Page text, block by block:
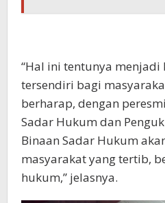
“Hal ini tentunya menjadi
tersendiri bagi
berharap, dengan
Sadar Hukum dan
Binaan Sadar Hukum
masyarakat yang tertib,
hukum,” jelasnya.